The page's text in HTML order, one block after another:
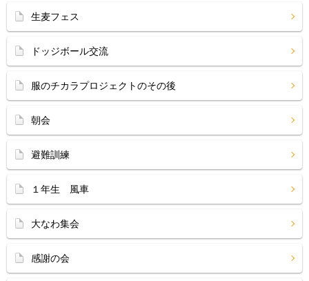
生麦フェス
ドッジボール交流
服のチカラプロジェクトのその後
朝会
避難訓練
１年生 風車
大なわ集会
感謝の会